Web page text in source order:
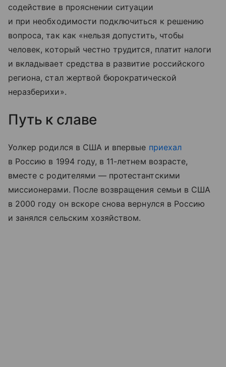
содействие в прояснении ситуации
и при необходимости подключиться к решению
вопроса, так как «нельзя допустить, чтобы
человек, который честно трудится, платит налоги
и вкладывает средства в развитие российского
региона, стал жертвой бюрократической
неразберихи».
Путь к славе
Уолкер родился в США и впервые приехал
в Россию в 1994 году, в 11-летнем возрасте,
вместе с родителями — протестантскими
миссионерами. После возвращения семьи в США
в 2000 году он вскоре снова вернулся в Россию
и занялся сельским хозяйством.